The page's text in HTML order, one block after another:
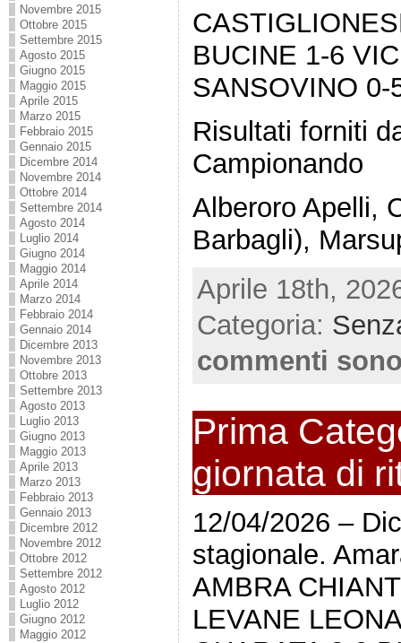
Novembre 2015
Ottobre 2015
Settembre 2015
Agosto 2015
Giugno 2015
Maggio 2015
Aprile 2015
Marzo 2015
Febbraio 2015
Gennaio 2015
Dicembre 2014
Novembre 2014
Ottobre 2014
Settembre 2014
Agosto 2014
Luglio 2014
Giugno 2014
Maggio 2014
Aprile 2014
Marzo 2014
Febbraio 2014
Gennaio 2014
Dicembre 2013
Novembre 2013
Ottobre 2013
Settembre 2013
Agosto 2013
Luglio 2013
Giugno 2013
Maggio 2013
Aprile 2013
Marzo 2013
Febbraio 2013
Gennaio 2013
Dicembre 2012
Novembre 2012
Ottobre 2012
Settembre 2012
Agosto 2012
Luglio 2012
Giugno 2012
Maggio 2012
BUCINE 1-6
SANSOVINO 0-
Risultati forniti
Campionando
Alberoro Apelli,
Barbagli),
Aprile 18th,
Categoria:
commenti
Prima
giornata di
12/04/2026 –
stagionale.
AMBRA
LEVANE